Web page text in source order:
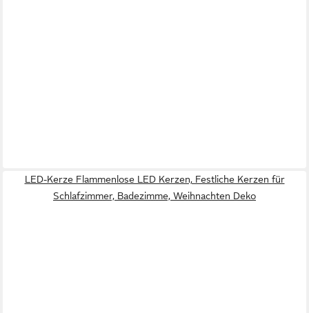
LED-Kerze Flammenlose LED Kerzen, Festliche Kerzen für
Schlafzimmer, Badezimme, Weihnachten Deko